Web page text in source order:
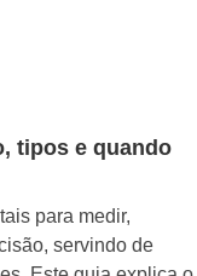
tipos e quando
para medir,
servindo de